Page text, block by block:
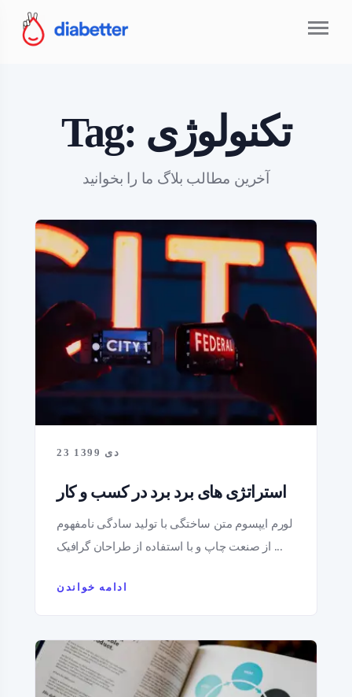
Tag: تکنولوژی
آخرین مطالب بلاگ ما را بخوانید
23 دی 1399
استراتژی های برد برد در کسب و کار
لورم ایپسوم متن ساختگی با تولید سادگی نامفهوم
از صنعت چاپ و با استفاده از طراحان گرافیک ...
ادامه خواندن